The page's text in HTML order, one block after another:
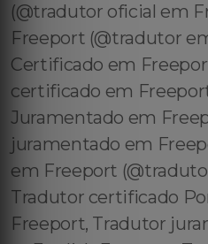
(@tradutor oficial em
Freeport (@tradutor
Certificado em
certificado em
Juramentado em
juramentado em
em Freeport
Tradutor certificado
Freeport, Tradutor